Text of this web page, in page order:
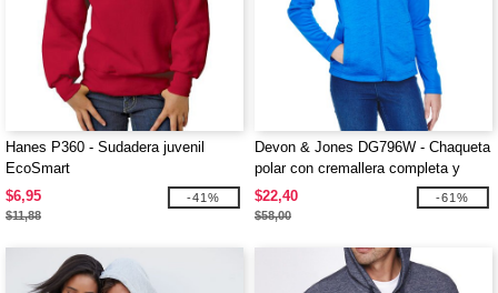
Hanes P360 - Sudadera juvenil
EcoSmart
$6,95
$11,88
-41%
Devon & Jones DG796W - Chaqueta
polar con cremallera completa y
bloques de color Mélange Newbury
para damas
$22,40
$58,00
-61%